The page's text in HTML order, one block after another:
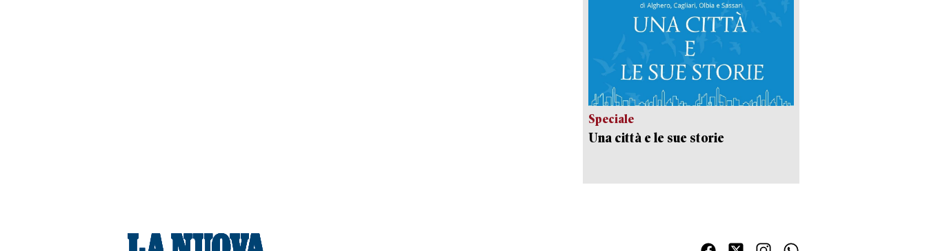
Speciale
Una città e le sue storie